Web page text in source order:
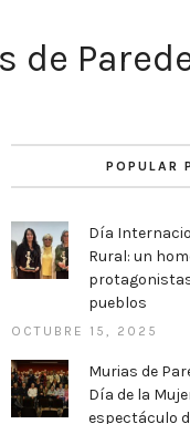
de
POPULAR
Día
Rural: un
pueblos
OCTUBRE 15, 2025
Murias de
Día de la
espectáculo